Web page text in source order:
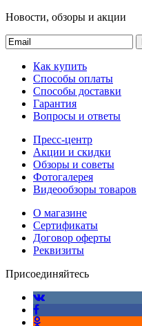
Новости, обзоры и акции
Как купить
Способы оплаты
Способы доставки
Гарантия
Вопросы и ответы
Пресс-центр
Акции и скидки
Обзоры и советы
Фотогалерея
Видеообзоры товаров
О магазине
Сертификаты
Договор оферты
Реквизиты
Присоединяйтесь